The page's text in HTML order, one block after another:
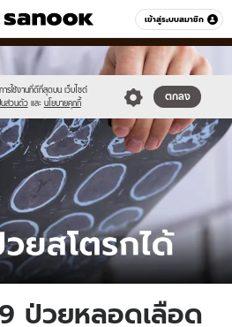
เข้าสู่ระบบสมาชิก
หมวดอื่นๆ
ารใช้งานที่ดีที่สุดบน เว็บไซต์
นส่วนตัว และ นโยบายคุกกี้
ตกลง
logo-
tagline-
ป่วยหลอดเลือด